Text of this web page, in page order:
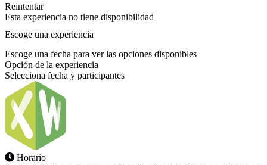
Reintentar
Esta experiencia no tiene disponibilidad
Escoge una experiencia
Escoge una fecha para ver las opciones disponibles
Opción de la experiencia
Selecciona fecha y participantes
Horario